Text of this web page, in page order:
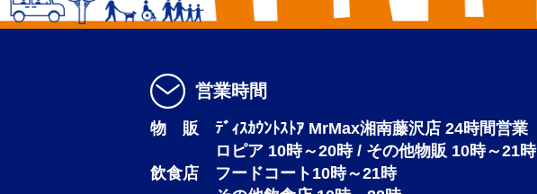
営業時間
物 販 ﾃﾞｨｽｶｳﾝﾄｽﾄｱ MrMax湘南藤沢店 24時間営業
ロピア 10時～20時 / その他物販 10時～21時
飲食店 フードコート10時～21時